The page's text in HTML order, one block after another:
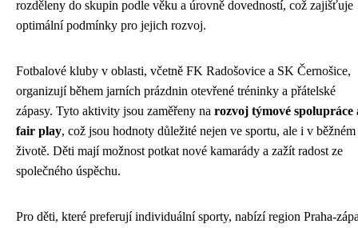
rozděleny do skupin podle věku a úrovně dovedností, což zajišťuje
optimální podmínky pro jejich rozvoj.
Fotbalové kluby v oblasti, včetně FK Radošovice a SK Černošice,
organizují během jarních prázdnin otevřené tréninky a přátelské
zápasy. Tyto aktivity jsou zaměřeny na rozvoj týmové spolupráce
fair play, což jsou hodnoty důležité nejen ve sportu, ale i v běžném
životě. Děti mají možnost potkat nové kamarády a zažít radost ze
společného úspěchu.
Pro děti, které preferují individuální sporty, nabízí region Praha-